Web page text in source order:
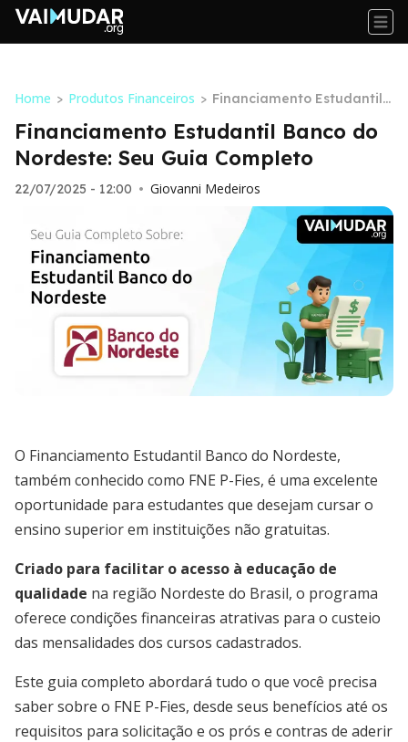
Home > Produtos Financeiros > Financiamento Estudantil
Banco do Nordeste: Seu Gu
ia Completo
Financiamento Estudantil Banco do
Nordeste: Seu Guia Completo
22/07/2025 - 12:00 • Giovanni Medeiros
O Financiamento Estudantil Banco do Nordeste,
também conhecido como FNE P-Fies, é uma excelente
oportunidade para estudantes que desejam cursar o
ensino superior em instituições não gratuitas.
Criado para facilitar o acesso à educação de
qualidade na região Nordeste do Brasil, o programa
oferece condições financeiras atrativas para o custeio
das mensalidades dos cursos cadastrados.
Este guia completo abordará tudo o que você precisa
saber sobre o FNE P-Fies, desde seus benefícios até os
requisitos para solicitação e os prós e contras de aderir